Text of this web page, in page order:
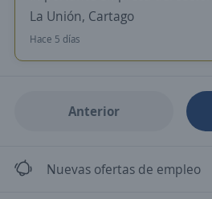
La Unión, Cartago
Hace 5 días
Anterior
Nuevas ofertas de empleo